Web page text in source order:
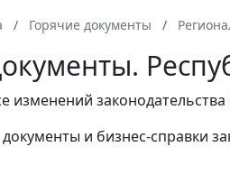
Горячие документы
изменений
и бизнес-справки